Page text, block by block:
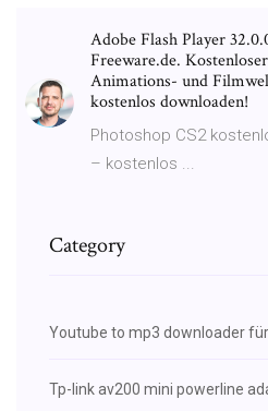
Adobe Flash Player
Freeware.de.
Animations- und
kostenlos downloaden!
Photoshop CS2
– kostenlos ...
Category
Youtube to mp3 downloader
Tp-link av200 mini powerline